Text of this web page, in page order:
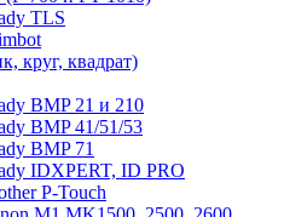
TLS
круг, квадрат)
BMP 21 и 210
BMP 41/51/53
BMP 71
IDXPERT, ID PRO
P-Touch